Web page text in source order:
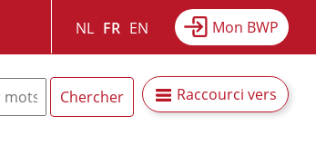
Mon BWP
NL FR EN
Raccourci vers